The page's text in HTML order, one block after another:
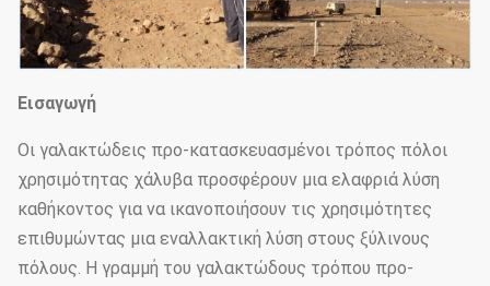
Εισαγωγή
Οι γαλακτώδεις προ-κατασκευασμένοι τρόπος πόλοι
χρησιμότητας χάλυβα προσφέρουν μια ελαφριά λύση
καθήκοντος για να ικανοποιήσουν τις χρησιμότητες
επιθυμώντας μια εναλλακτική λύση στους ξύλινους
πόλους. Η γραμμή του γαλακτώδους τρόπου προ-